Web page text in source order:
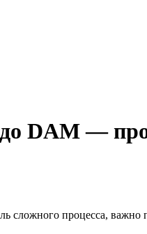
DAM —
процесса, важно